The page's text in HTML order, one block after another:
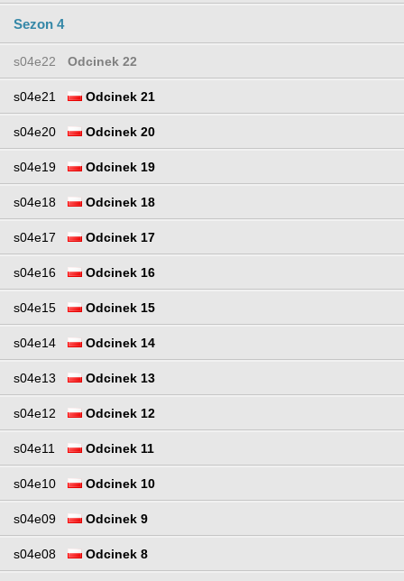
Sezon 4
s04e22 Odcinek 22
s04e21 Odcinek 21
s04e20 Odcinek 20
s04e19 Odcinek 19
s04e18 Odcinek 18
s04e17 Odcinek 17
s04e16 Odcinek 16
s04e15 Odcinek 15
s04e14 Odcinek 14
s04e13 Odcinek 13
s04e12 Odcinek 12
s04e11 Odcinek 11
s04e10 Odcinek 10
s04e09 Odcinek 9
s04e08 Odcinek 8